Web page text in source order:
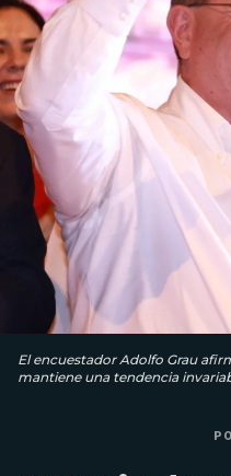
El encuestador Adolfo Grau
mantiene una tendencia